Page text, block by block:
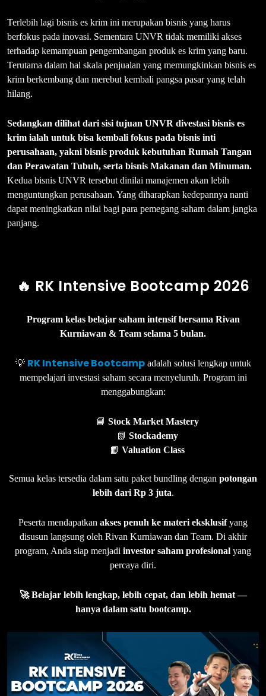
Terlebih lagi bisnis es krim ini merupakan bisnis yang harus
berfokus pada inovasi. Sementara UNVR tidak memiliki akses
terhadap kemampuan pengembangan produk es krim yang baru.
Terutama dalam hal skala penjualan yang memungkinkan bisnis es
krim berkembang dan merebut kembali pangsa pasar yang telah
hilang.
Sedangkan dilihat dari sisi tujuan UNVR divestasi bisnis es
krim ialah untuk bisa kembali fokus pada bisnis inti
perusahaan, yakni bisnis produk kebutuhan Rumah Tangan
dan Perawatan Tubuh, serta bisnis Makanan dan Minuman.
Kedua bisnis UNVR tersebut dinilai manajemen akan lebih
menguntungkan perusahaan. Yang diharapkan kedepannya nanti
dapat meningkatkan nilai bagi para pemegang saham dalam jangka
panjang.
🔥 RK Intensive Bootcamp 2026
Program kelas belajar saham intensif bersama Rivan
Kurniawan & Team selama 5 bulan.
💡 RK Intensive Bootcamp adalah solusi lengkap untuk
mempelajari investasi saham secara menyeluruh. Program ini
menggabungkan:
📘 Stock Market Mastery
📗 Stockademy
📙 Valuation Class
Semua kelas tersedia dalam satu paket bundling dengan potongan
lebih dari Rp 3 juta.
Peserta mendapatkan akses penuh ke materi eksklusifyang
disusun langsung oleh Rivan Kurniawan dan Team. Di akhir
program, Anda siap menjadi investor saham profesional yang
percaya diri.
🚀 Belajar lebih lengkap, lebih cepat, dan lebih hemat —
hanya dalam satu bootcamp.